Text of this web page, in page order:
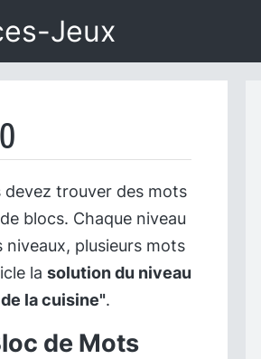
Jeux
devez trouver des mots
blocs. Chaque niveau
plusieurs mots
la solution du niveau
la cuisine".
de Mots